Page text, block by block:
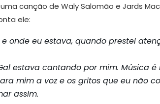
canção de Waly Salomão e Jards
ele:
onde eu estava, quando prestei
estava cantando por mim. Música é
mim a voz e os gritos que eu não
assim.